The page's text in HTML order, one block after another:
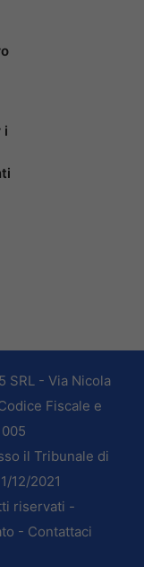
i
SRL - Via Nicola
Fiscale e
il Tribunale di
12/2021
riservati -
- Contattaci